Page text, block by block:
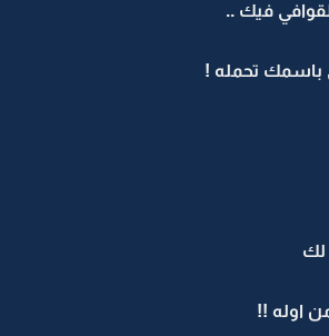
فيك ..
باسمك تحمله !
لك
اوله !!